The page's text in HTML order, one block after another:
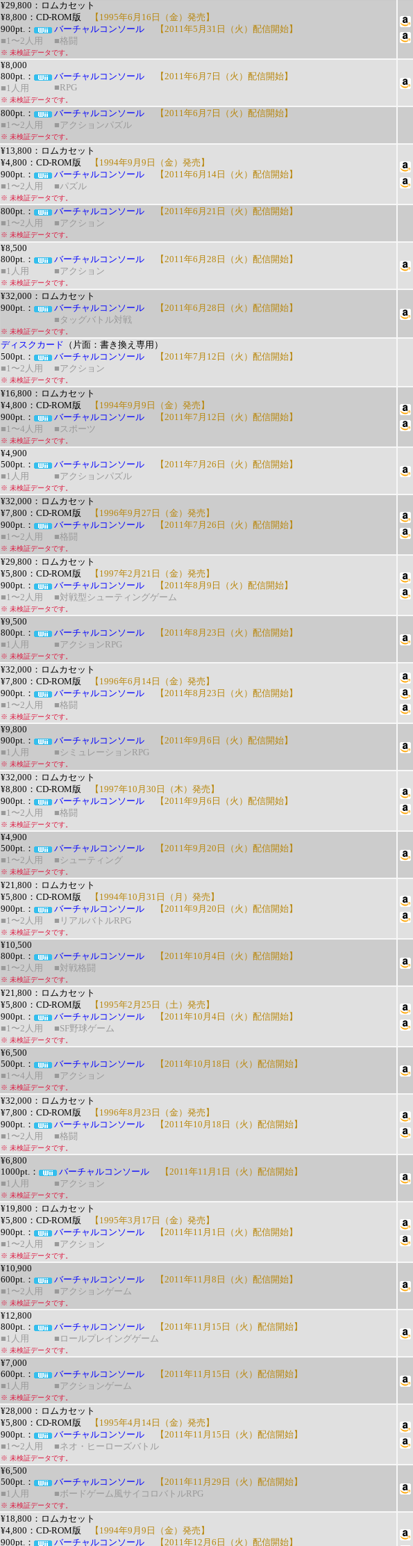
¥29,800：ロムカセット
¥8,800：CD-ROM版 【1995年6月16日（金）発売】
900pt.：
バーチャルコンソール
【2011年5月31日（火）配信開始】
■1〜2人用
■格闘
※ 未検証データです。
¥8,000
800pt.：
バーチャルコンソール
【2011年6月7日（火）配信開始】
■1人用
■RPG
※ 未検証データです。
800pt.： バーチャルコンソール
【2011年6月7日（火）配信開始】
■1〜2人用
■アクションパズル
※ 未検証データです。
¥13,800：ロムカセット
¥4,800：CD-ROM版 【1994年9月9日（金）発売】
900pt.：
バーチャルコンソール
【2011年6月14日（火）配信開始】
■1〜2人用
■パズル
※ 未検証データです。
800pt.： バーチャルコンソール
【2011年6月21日（火）配信開始】
■1〜2人用
■アクション
※ 未検証データです。
¥8,500
800pt.：
バーチャルコンソール
【2011年6月28日（火）配信開始】
■1人用
■アクション
※ 未検証データです。
¥32,000：ロムカセット
900pt.：
バーチャルコンソール
【2011年6月28日（火）配信開始】
■タッグバトル対戦
※ 未検証データです。
ディスクカード （片面：書き換え専用）
500pt.：
バーチャルコンソール
【2011年7月12日（火）配信開始】
■1〜2人用
■アクション
※ 未検証データです。
¥16,800：ロムカセット
¥4,800：CD-ROM版 【1994年9月9日（金）発売】
900pt.：
バーチャルコンソール
【2011年7月12日（火）配信開始】
■1〜4人用
■スポーツ
※ 未検証データです。
¥4,900
500pt.：
バーチャルコンソール
【2011年7月26日（火）配信開始】
■1人用
■アクションパズル
※ 未検証データです。
¥32,000： ロムカセット
¥7,800： CD-ROM版 【1996年9月27日（金）発売】
900pt.：
バーチャルコンソール
【2011年7月26日（火）配信開始】
■1〜2人用
■格闘
※ 未検証データです。
¥29,800：ロムカセット
¥5,800： CD-ROM版 【1997年2月21日（金）発売】
900pt.：
バーチャルコンソール
【2011年8月9日（火）配信開始】
■1〜2人用
■対戦型シューティングゲーム
※ 未検証データです。
¥9,500
800pt.：
バーチャルコンソール
【2011年8月23日（火）配信開始】
■1人用
■アクションRPG
※ 未検証データです。
¥32,000：ロムカセット
¥7,800：CD-ROM版 【1996年6月14日（金）発売】
900pt.：
バーチャルコンソール
【2011年8月23日（火）配信開始】
■1〜2人用
■格闘
※ 未検証データです。
¥9,800
900pt.：
バーチャルコンソール
【2011年9月6日（火）配信開始】
■1人用
■シミュレーションRPG
※ 未検証データです。
¥32,000：ロムカセット
¥8,800： CD-ROM版 【1997年10月30日（木）発売】
900pt.：
バーチャルコンソール
【2011年9月6日（火）配信開始】
■1〜2人用
■格闘
※ 未検証データです。
¥4,900
500pt.：
バーチャルコンソール
【2011年9月20日（火）配信開始】
■1〜2人用
■シューティング
※ 未検証データです。
¥21,800： ロムカセット
¥5,800：CD-ROM版 【1994年10月31日（月）発売】
900pt.：
バーチャルコンソール
【2011年9月20日（火）配信開始】
■1〜2人用
■リアルバトルRPG
※ 未検証データです。
¥10,500
800pt.：
バーチャルコンソール
【2011年10月4日（火）配信開始】
■1〜2人用
■対戦格闘
※ 未検証データです。
¥21,800：ロムカセット
¥5,800：CD-ROM版 【1995年2月25日（土）発売】
900pt.：
バーチャルコンソール
【2011年10月4日（火）配信開始】
■1〜2人用
■SF野球ゲーム
※ 未検証データです。
¥6,500
500pt.：
バーチャルコンソール
【2011年10月18日（火）配信開始】
■1〜4人用
■アクション
※ 未検証データです。
¥32,000：ロムカセット
¥7,800：CD-ROM版 【1996年8月23日（金）発売】
900pt.：
バーチャルコンソール
【2011年10月18日（火）配信開始】
■1〜2人用
■格闘
※ 未検証データです。
¥6,800
1000pt.：
バーチャルコンソール
【2011年11月1日（火）配信開始】
■1人用
■アクション
※ 未検証データです。
¥19,800：ロムカセット
¥5,800：CD-ROM版 【1995年3月17日（金）発売】
900pt.：
バーチャルコンソール
【2011年11月1日（火）配信開始】
■1〜2人用
■アクション
※ 未検証データです。
¥10,900
600pt.：
バーチャルコンソール
【2011年11月8日（火）配信開始】
■1〜2人用
■アクションゲーム
※ 未検証データです。
¥12,800
800pt.：
バーチャルコンソール
【2011年11月15日（火）配信開始】
■1人用
■ロールプレイングゲーム
※ 未検証データです。
¥7,000
600pt.：
バーチャルコンソール
【2011年11月15日（火）配信開始】
■1人用
■アクションゲーム
※ 未検証データです。
¥28,000：ロムカセット
¥5,800： CD-ROM版 【1995年4月14日（金）発売】
900pt.：
バーチャルコンソール
【2011年11月15日（火）配信開始】
■1〜2人用
■ネオ・ヒーローズバトル
※ 未検証データです。
¥6,500
500pt.：
バーチャルコンソール
【2011年11月29日（火）配信開始】
■1人用
■ボードゲーム風サイコロバトルRPG
※ 未検証データです。
¥18,800：ロムカセット
¥4,800：CD-ROM版 【1994年9月9日（金）発売】
900pt.：
バーチャルコンソール 【2011年12月6日（火）配信開始】